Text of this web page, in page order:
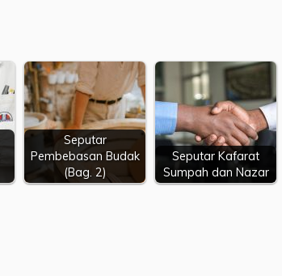
Seputar
Pembebasan Budak
(Bag. 2)
Seputar Kafarat
Sumpah dan Nazar